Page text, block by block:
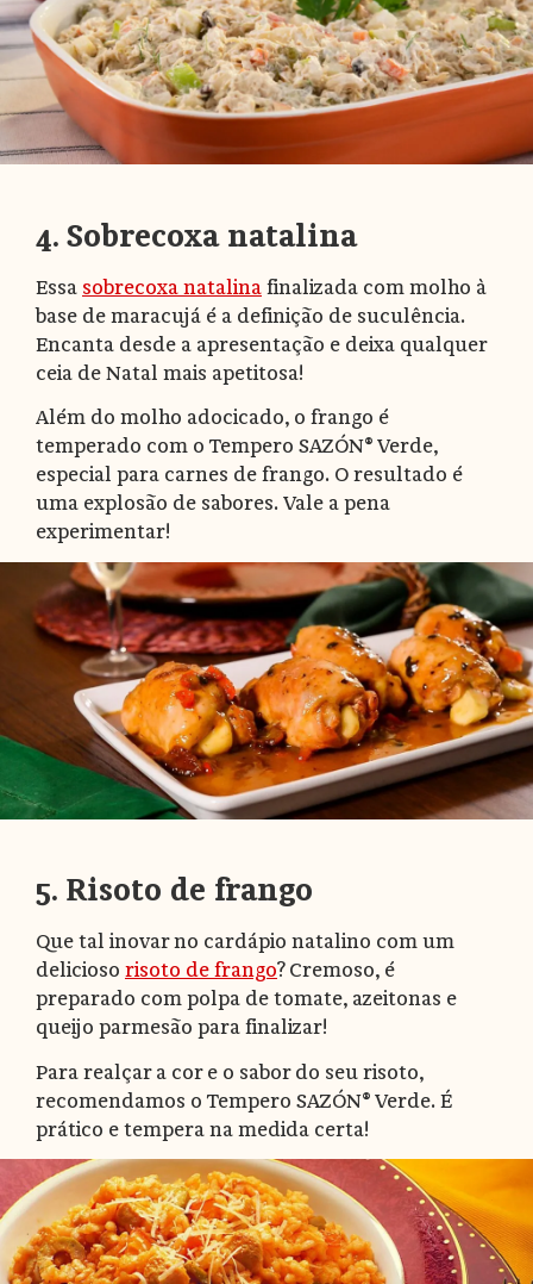
4. Sobrecoxa natalina
Essa sobrecoxa natalina finalizada com molho à
base de maracujá é a definição de suculência.
Encanta desde a apresentação e deixa qualquer
ceia de Natal mais apetitosa!
Além do molho adocicado, o frango é
temperado com o Tempero SAZÓN® Verde,
especial para carnes de frango. O resultado é
uma explosão de sabores. Vale a pena
experimentar!
5. Risoto de frango
Que tal inovar no cardápio natalino com um
delicioso risoto de frango? Cremoso, é
preparado com polpa de tomate, azeitonas e
queijo parmesão para finalizar!
Para realçar a cor e o sabor do seu risoto,
recomendamos o Tempero SAZÓN® Verde. É
prático e tempera na medida certa!